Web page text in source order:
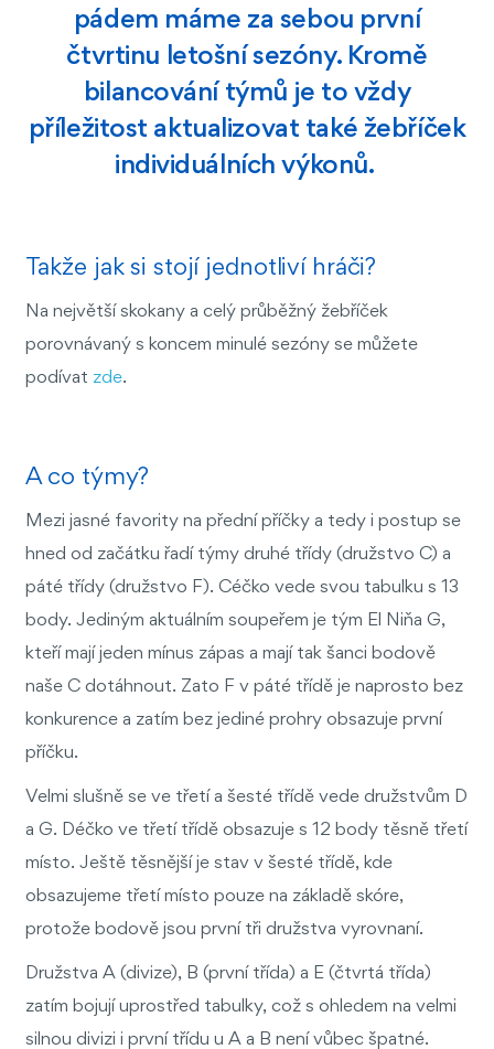
pádem máme za sebou první
čtvrtinu letošní sezóny. Kromě
bilancování týmů je to vždy
příležitost aktualizovat také žebříček
individuálních výkonů.
Takže jak si stojí jednotliví hráči?
Na největší skokany a celý průběžný žebříček
porovnávaný s koncem minulé sezóny se můžete
podívat zde.
A co týmy?
Mezi jasné favority na přední příčky a tedy i postup se
hned od začátku řadí týmy druhé třídy (družstvo C) a
páté třídy (družstvo F). Céčko vede svou tabulku s 13
body. Jediným aktuálním soupeřem je tým El Niňa G,
kteří mají jeden mínus zápas a mají tak šanci bodově
naše C dotáhnout. Zato F v páté třídě je naprosto bez
konkurence a zatím bez jediné prohry obsazuje první
příčku.
Velmi slušně se ve třetí a šesté třídě vede družstvům D
a G. Déčko ve třetí třídě obsazuje s 12 body těsně třetí
místo. Ještě těsnější je stav v šesté třídě, kde
obsazujeme třetí místo pouze na základě skóre,
protože bodově jsou první tři družstva vyrovnaní.
Družstva A (divize), B (první třída) a E (čtvrtá třída)
zatím bojují uprostřed tabulky, což s ohledem na velmi
silnou divizi i první třídu u A a B není vůbec špatné.